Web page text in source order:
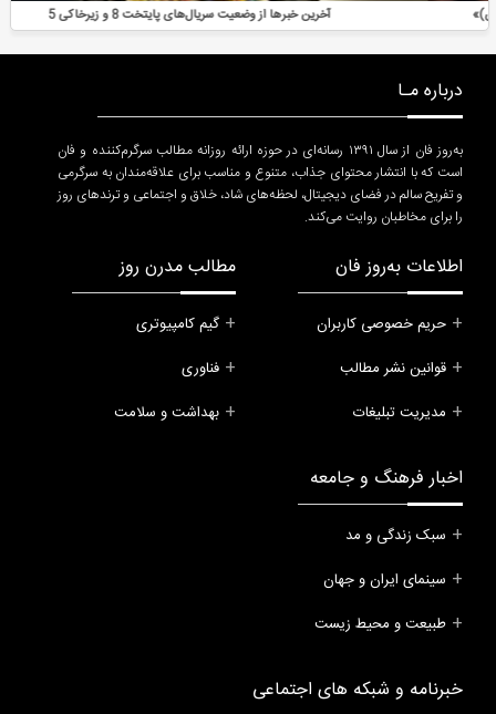
آخرین خبرها از وضعیت سریال‌های پایتخت 8 و زیرخاکی 5
درباره مـا
به‌روز فان از سال ۱۳۹۱ رسانه‌ای در حوزه ارائه روزانه مطالب سرگرم‌کننده و فان
است که با انتشار محتوای جذاب، متنوع و مناسب برای علاقه‌مندان به سرگرمی
و تفریح سالم در فضای دیجیتال، لحظه‌های شاد، خلاق و اجتماعی و ترندهای روز
را برای مخاطبان روایت می‌کند.
اطلاعات به‌روز فان
حریم خصوصی کاربران
قوانین نشر مطالب
مدیریت تبلیغات
مطالب مدرن روز
گیم کامپیوتری
فناوری
بهداشت و سلامت
اخبار فرهنگ و جامعه
سبک زندگی و مد
سینمای ایران و جهان
طبیعت و محیط زیست
خبرنامه و شبکه های اجتماعی